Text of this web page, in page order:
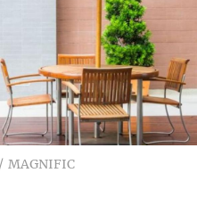
MAGNIFIC